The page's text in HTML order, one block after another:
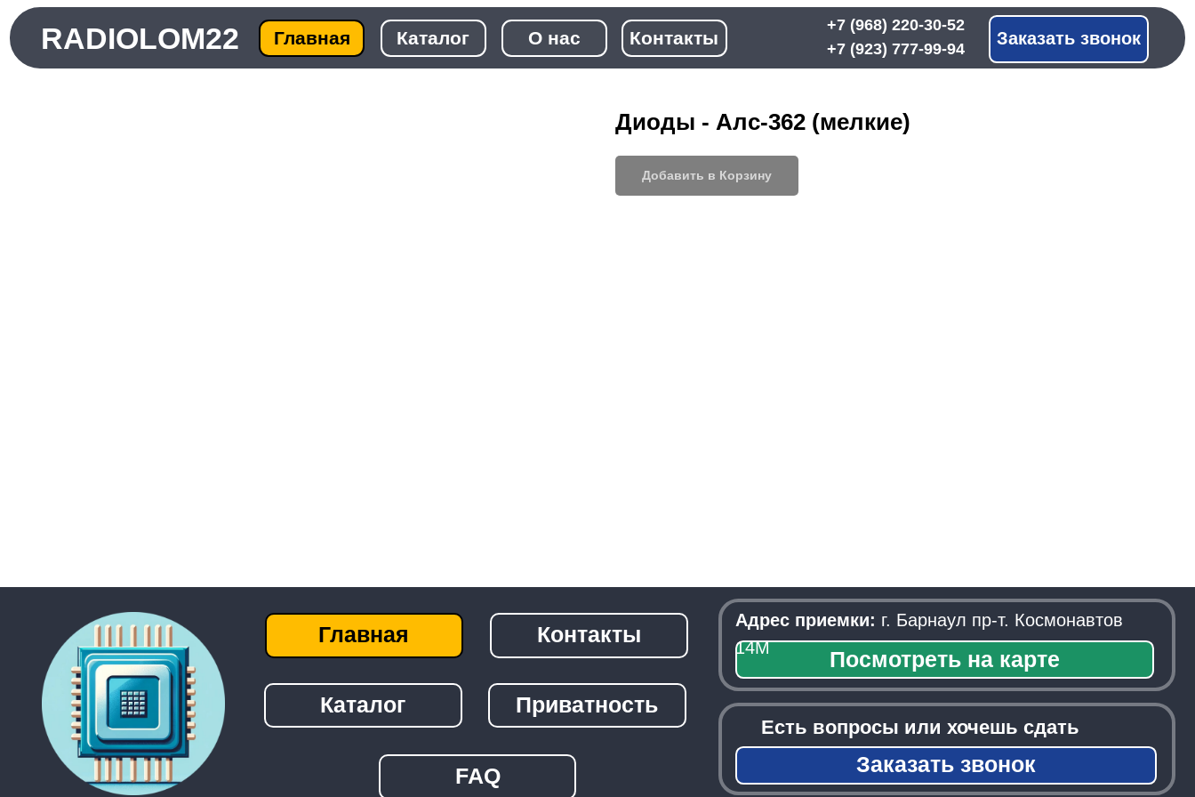
О нас
Главная Каталог Контакты
RADIOLOM22 +7 (968) 220-30-52
+7 (923) 777-99-94
Заказать звонок
Диоды - Алс-362 (мелкие)
Добавить в Корзину
Каталог Приватность
───────────────────────────────────────────────────────────────────────────────────
Radiolom22.ru
Есть вопросы или хочешь сдать
детали? Заказать звонок
Посмотреть на карте